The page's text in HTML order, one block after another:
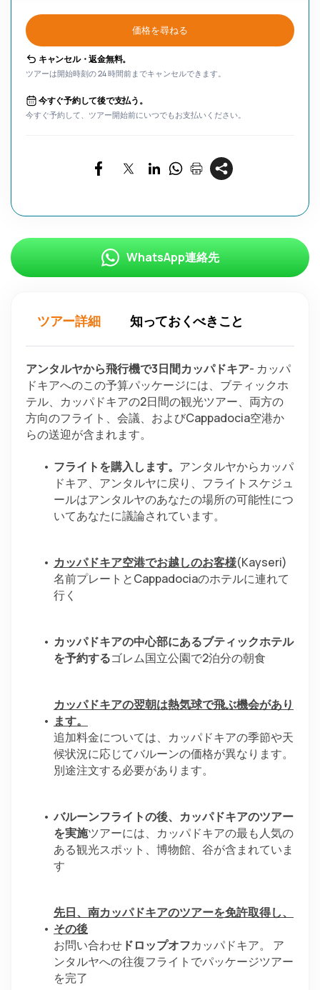
ツアー詳細 知っておくべきこと
アンタルヤから飛行機で3日間カッパドキア- カッパ
ドキアへのこの予算パッケージには、ブティックホ
テル、カッパドキアの2日間の観光ツアー、両方の
方向のフライト、会議、およびCappadocia空港か
らの送迎が含まれます。
フライトを購入します。 アンタルヤからカッパ
ドキア、アンタルヤに戻り、フライトスケジュ
ールはアンタルヤのあなたの場所の可能性につ
いてあなたに議論されています。
カッパドキア空港でお越しのお客様(Kayseri)
名前プレートとCappadociaのホテルに連れて
行く
カッパドキアの中心部にあるブティックホテル
を予約するゴレム国立公園で2泊分の朝食
カッパドキアの翌朝は熱気球で飛ぶ機会があり
ます。
追加料金については、カッパドキアの季節や天
候状況に応じてバルーンの価格が異なります。
別途注文する必要があります。
バルーンフライトの後、カッパドキアのツアー
を実施ツアーには、カッパドキアの最も人気の
ある観光スポット、博物館、谷が含まれていま
す
先日、南カッパドキアのツアーを免許取得し、
その後
お問い合わせ ドロップオフカッパドキア。 ア
ンタルヤへの往復フライトでパッケージツアー
を完了
価格を尋ねる
キャンセル・返金無料。
ツアーは開始時刻の 24 時間前までキャンセルできます。
今すぐ予約して後で支払う。
今すぐ予約して、ツアー開始前にいつでもお支払いください。
WhatsApp連絡先